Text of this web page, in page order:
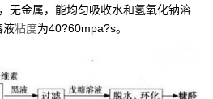
无金属，能均匀吸收水和氢氧化钠溶
液粘度为40?60mpa?s。